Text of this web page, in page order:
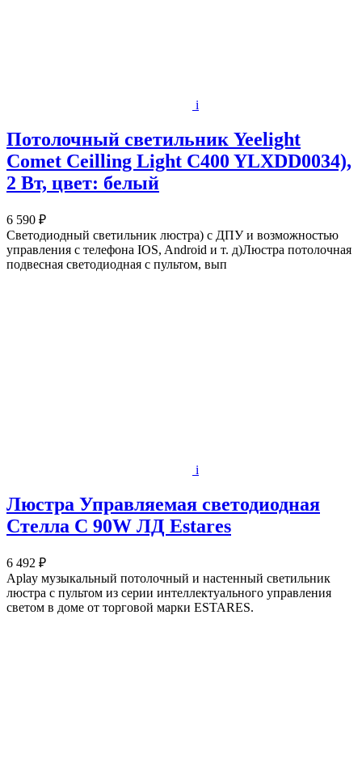
i
Потолочный светильник Yeelight
Comet Ceilling Light C400 YLXDD0034),
2 Вт, цвет: белый
6 590 ₽
Светодиодный светильник люстра) с ДПУ и возможностью
управления с телефона IOS, Android и т. д)Люстра потолочная
подвесная светодиодная с пультом, вып
i
Люстра Управляемая светодиодная
Стелла C 90W ЛД Estares
6 492 ₽
Aplay музыкальный потолочный и настенный светильник
люстра с пультом из серии интеллектуального управления
светом в доме от торговой марки ESTARES.